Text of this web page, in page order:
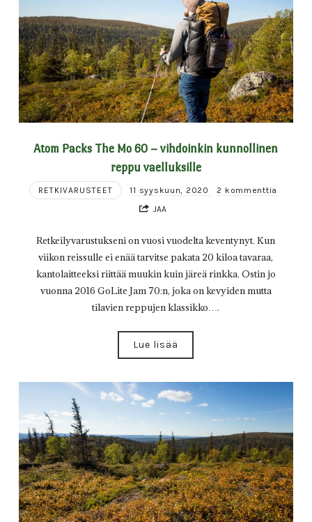
Atom Packs The Mo 60 – vihdoinkin kunnollinen
reppu vaelluksille
RETKIVARUSTEET 11 syyskuun, 2020
2 kommenttia
JAA
Retkeilyvarustukseni on vuosi vuodelta keventynyt. Kun
viikon reissulle ei enää tarvitse pakata 20 kiloa tavaraa,
kantolaitteeksi riittää muukin kuin järeä rinkka. Ostin jo
vuonna 2016 GoLite Jam 70:n, joka on kevyiden mutta
tilavien reppujen klassikko….
Lue lisää